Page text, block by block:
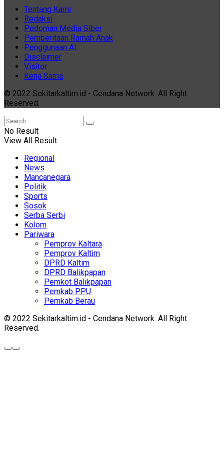
Tentang Kami
Redaksi
Pedoman Media Siber
Pemberitaan Ramah Anak
Penggunaan AI
Disclaimer
Visitor
Kerja Sama
© 2022 Sekitarkaltim.id - Cendana Network. All Right
Reserved.
No Result
View All Result
Regional
News
Mancanegara
Politik
Sports
Sosok
Serba Serbi
Kolom
Pariwara
Pemprov Kaltara
Pemprov Kaltim
DPRD Kaltim
DPRD Balikpapan
Pemkot Balikpapan
Pemkab PPU
Pemkab Berau
© 2022 Sekitarkaltim.id - Cendana Network. All Right
Reserved.